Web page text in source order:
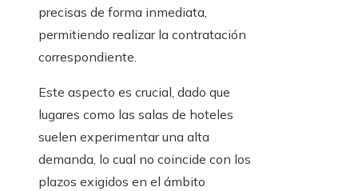
precisas de forma inmediata,
permitiendo realizar la contratación
correspondiente.
Este aspecto es crucial, dado que
lugares como las salas de hoteles
suelen experimentar una alta
demanda, lo cual no coincide con los
plazos exigidos en el ámbito